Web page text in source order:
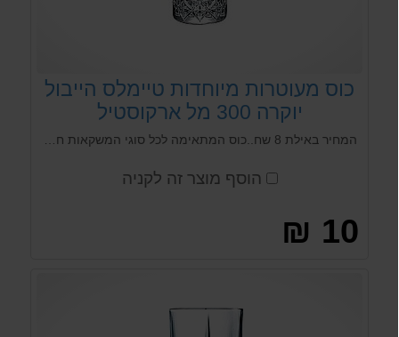
כוס מעוטרות מיוחדות טיימלס הייבול
יוקרה 300 מל ארקוסטיל
הוסף מוצר זה לקניה
10 ₪